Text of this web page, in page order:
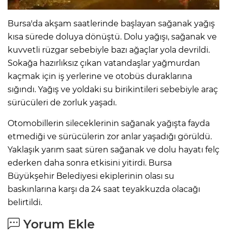
Bursa'da akşam saatlerinde başlayan sağanak yağış
kısa sürede doluya dönüştü. Dolu yağışı, sağanak ve
kuvvetli rüzgar sebebiyle bazı ağaçlar yola devrildi.
Sokağa hazırlıksız çıkan vatandaşlar yağmurdan
kaçmak için iş yerlerine ve otobüs duraklarına
sığındı. Yağış ve yoldaki su birikintileri sebebiyle araç
sürücüleri de zorluk yaşadı.
Otomobillerin sileceklerinin sağanak yağışta fayda
etmediği ve sürücülerin zor anlar yaşadığı görüldü.
Yaklaşık yarım saat süren sağanak ve dolu hayatı felç
ederken daha sonra etkisini yitirdi. Bursa
Büyükşehir Belediyesi ekiplerinin olası su
baskınlarına karşı da 24 saat teyakkuzda olacağı
belirtildi.
Yorum Ekle